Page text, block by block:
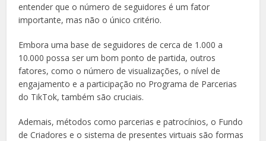
entender que o número de seguidores é um fator
importante, mas não o único critério.
Embora uma base de seguidores de cerca de 1.000 a
10.000 possa ser um bom ponto de partida, outros
fatores, como o número de visualizações, o nível de
engajamento e a participação no Programa de Parcerias
do TikTok, também são cruciais.
Ademais, métodos como parcerias e patrocínios, o Fundo
de Criadores e o sistema de presentes virtuais são formas